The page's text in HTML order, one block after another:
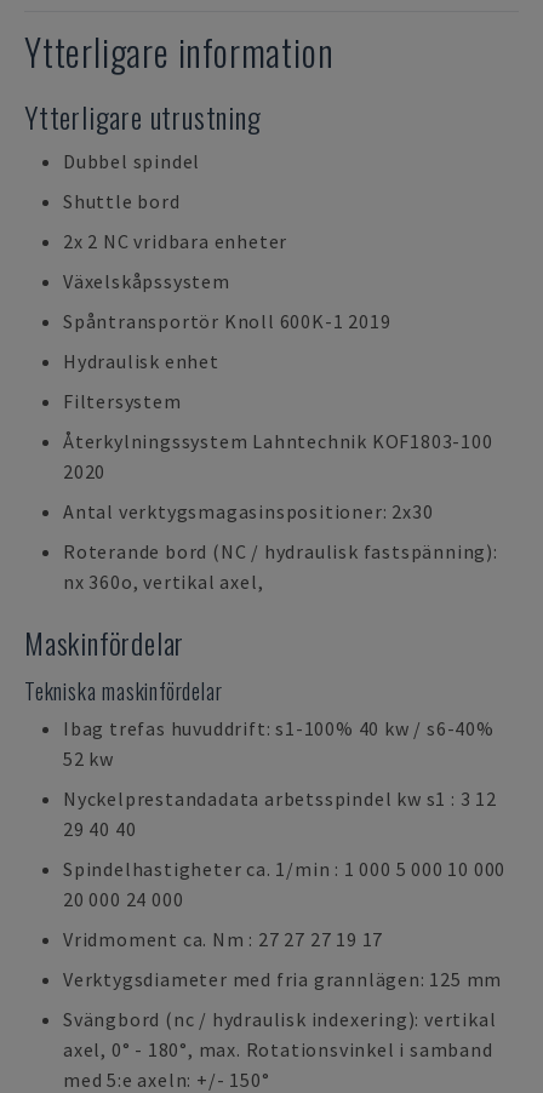
Ytterligare information
Ytterligare utrustning
Dubbel spindel
Shuttle bord
2x 2 NC vridbara enheter
Växelskåpssystem
Spåntransportör Knoll 600K-1 2019
Hydraulisk enhet
Filtersystem
Återkylningssystem Lahntechnik KOF1803-100
2020
Antal verktygsmagasinspositioner: 2x30
Roterande bord (NC / hydraulisk fastspänning):
nx 360o, vertikal axel,
Maskinfördelar
Tekniska maskinfördelar
Ibag trefas huvuddrift: s1-100% 40 kw / s6-40%
52 kw
Nyckelprestandadata arbetsspindel kw s1 : 3 12
29 40 40
Spindelhastigheter ca. 1/min : 1 000 5 000 10 000
20 000 24 000
Vridmoment ca. Nm : 27 27 27 19 17
Verktygsdiameter med fria grannlägen: 125 mm
Svängbord (nc / hydraulisk indexering): vertikal
axel, 0° - 180°, max. Rotationsvinkel i samband
med 5:e axeln: +/- 150°